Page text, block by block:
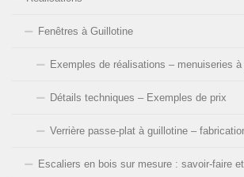
Fenêtres à Guillotine
Exemples de réalisations – menuiseries
Détails techniques – Exemples de prix
Verrière passe-plat à guillotine –
Escaliers en bois sur mesure : savoir-faire